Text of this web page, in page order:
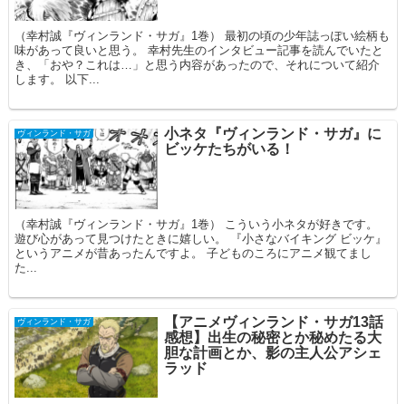
（幸村誠『ヴィンランド・サガ』1巻） 最初の頃の少年誌っぽい絵柄も
味があって良いと思う。 幸村先生のインタビュー記事を読んでいたと
き、「おや？これは…」と思う内容があったので、それについて紹介
します。 以下...
ヴィンランド・サガ
小ネタ『ヴィンランド・サガ』に
ビッケたちがいる！
（幸村誠『ヴィンランド・サガ』1巻） こういう小ネタが好きです。
遊び心があって見つけたときに嬉しい。 『小さなバイキング ビッケ』
というアニメが昔あったんですよ。 子どものころにアニメ観てまし
た...
ヴィンランド・サガ
【アニメヴィンランド・サガ13話
感想】出生の秘密とか秘めたる大
胆な計画とか、影の主人公アシェ
ラッド